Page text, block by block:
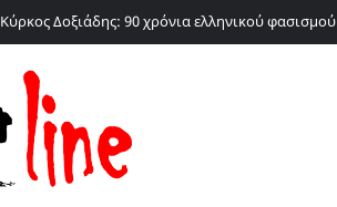
Κύρκος Δοξιάδης: 90 χρόνια ελληνικού φασισμού